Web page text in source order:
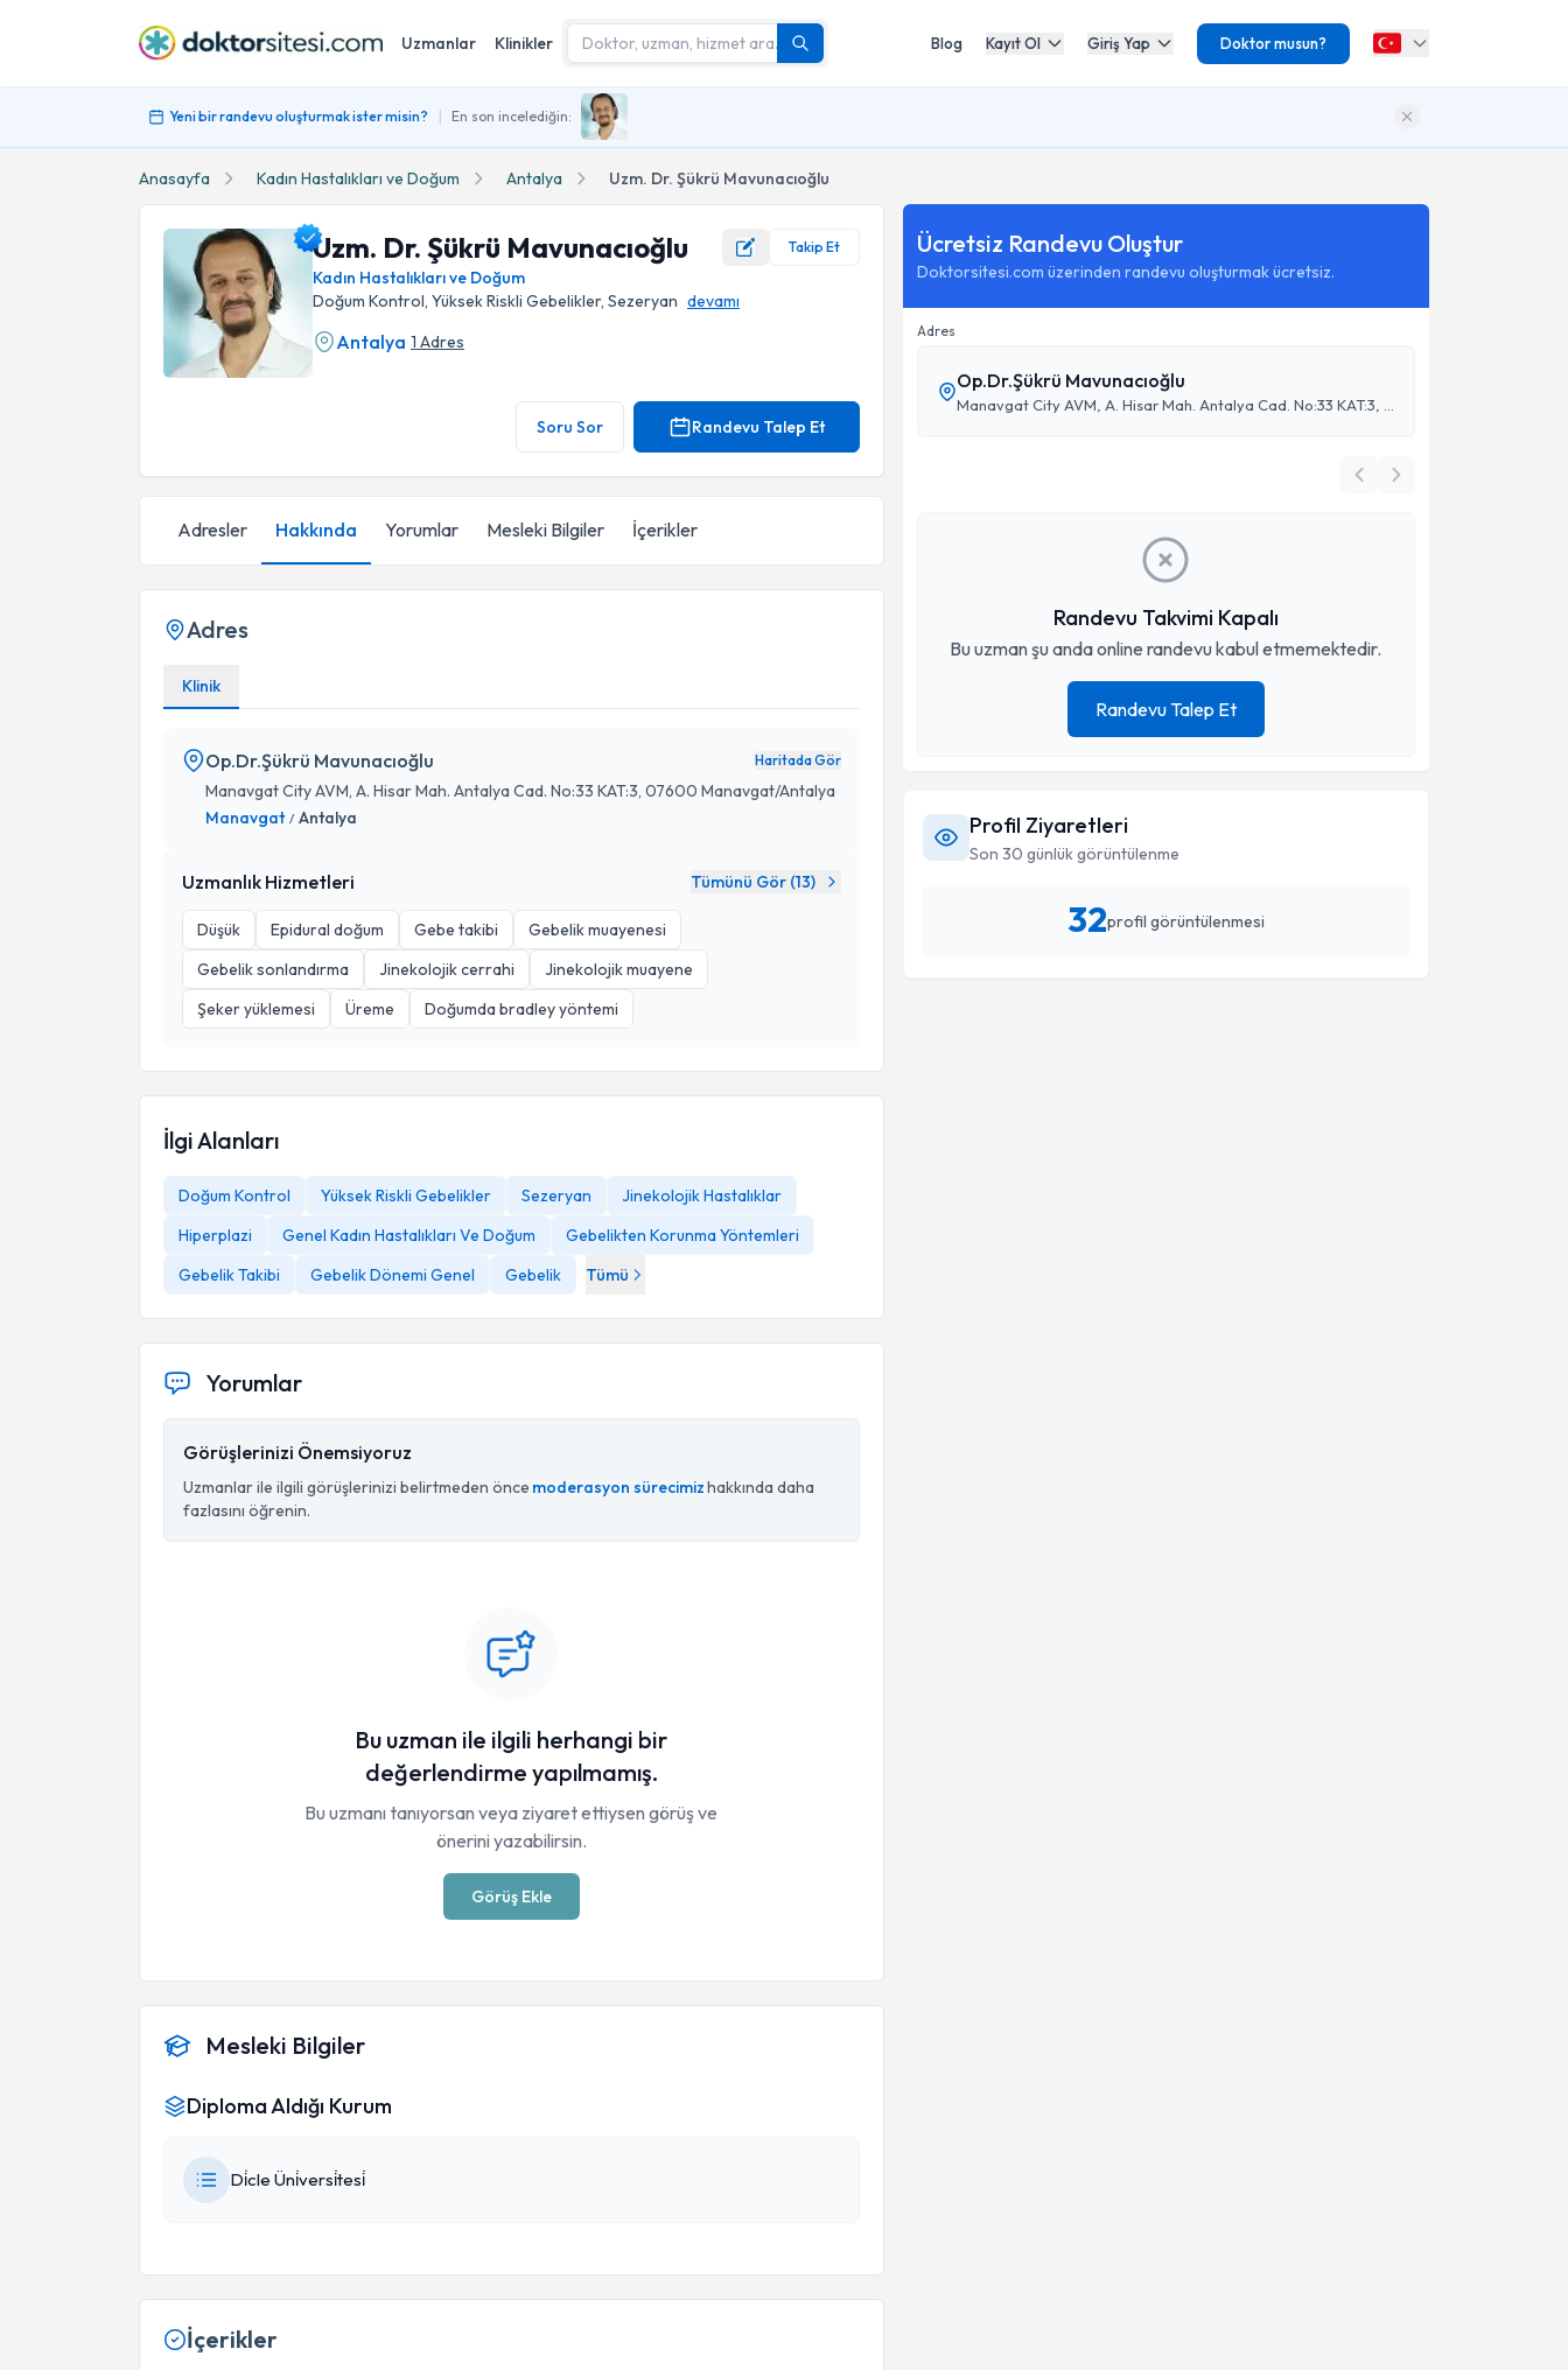
Uzmanlar Klinikler Blog Kayıt Ol Giriş Yap Doktor musun?
Yeni bir randevu oluşturmak ister misin? | En son incelediğin:
Anasayfa Kadın Hastalıkları ve Doğum Antalya Uzm. Dr. Şükrü Mavunacıoğlu
Uzm. Dr. Şükrü Mavunacıoğlu Takip Et
Kadın Hastalıkları ve Doğum
Doğum Kontrol, Yüksek Riskli Gebelikler, Sezeryan devamı
Antalya 1 Adres
Soru Sor Randevu Talep Et
Adresler Hakkında Yorumlar Mesleki Bilgiler İçerikler
Adres
Klinik
Op.Dr.Şükrü Mavunacıoğlu Haritada Gör
Manavgat City AVM, A. Hisar Mah. Antalya Cad. No:33 KAT:3, 07600 Manavgat/Antalya
Manavgat / Antalya
Uzmanlık Hizmetleri Tümünü Gör (13)
Düşük Epidural doğum Gebe takibi
Gebelik muayenesi
Gebelik sonlandırma
Jinekolojik cerrahi
Jinekolojik muayene
Şeker yüklemesi
Üreme Doğumda bradley yöntemi
İlgi Alanları
Doğum Kontrol Yüksek Riskli Gebelikler Sezeryan
Jinekolojik Hastalıklar
Hiperplazi
Genel Kadın Hastalıkları Ve Doğum
Gebelikten Korunma Yöntemleri
Gebelik Takibi
Gebelik Dönemi Genel Gebelik Tümü
Yorumlar
Görüşlerinizi Önemsiyoruz
Uzmanlar ile ilgili görüşlerinizi belirtmeden önce moderasyon sürecimizhakkında daha
fazlasını öğrenin.
Bu uzman ile ilgili herhangi bir
değerlendirme yapılmamış.
Bu uzmanı tanıyorsan veya ziyaret ettiysen görüş ve
önerini yazabilirsin.
Görüş Ekle
Mesleki Bilgiler
Diploma Aldığı Kurum
Di̇cle Üni̇versi̇tesi̇
İçerikler
Ücretsiz Randevu Oluştur
Doktorsitesi.com üzerinden randevu oluşturmak ücretsiz.
Adres
Op.Dr.Şükrü Mavunacıoğlu
Randevu Takvimi Kapalı
Bu uzman şu anda online randevu kabul etmemektedir.
Randevu Talep Et
Profil Ziyaretleri
Son 30 günlük görüntülenme
32profil görüntülenmesi